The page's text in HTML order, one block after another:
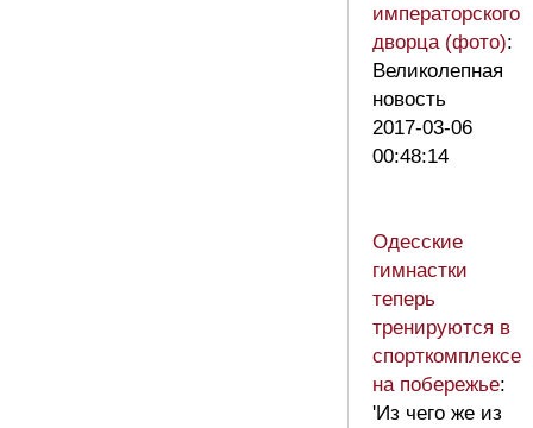
императорского
дворца (фото):
Великолепная
новость
2017-03-06
00:48:14
Одесские
гимнастки
теперь
тренируются в
спорткомплексе
на побережье:
'Из чего же из